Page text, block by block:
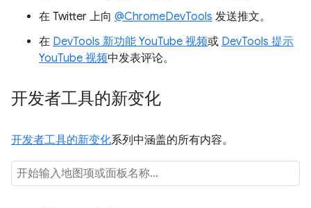
在 Twitter 上向 @ChromeDevTools 发送推文。
在 DevTools 新功能 YouTube 视频或 DevTools 提示
YouTube 视频中发表评论。
开发者工具的新变化
开发者工具的新变化系列中涵盖的所有内容。